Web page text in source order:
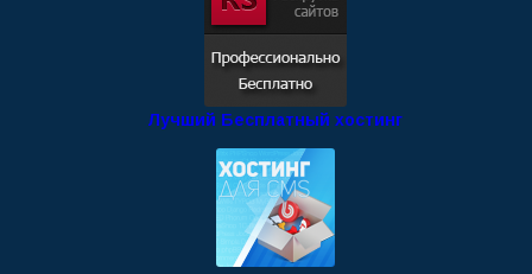
Лучший Бесплатный хостинг